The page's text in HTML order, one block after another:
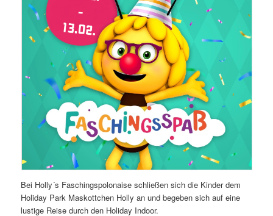
Bei Holly´s Faschingspolonaise schließen sich die Kinder dem
Holiday Park Maskottchen Holly an und begeben sich auf eine
lustige Reise durch den Holiday Indoor.